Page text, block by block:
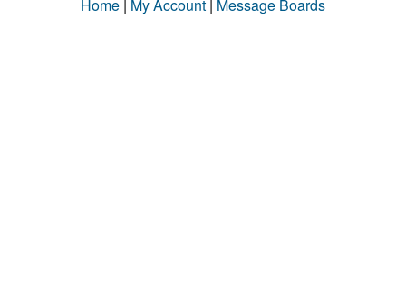
Home | My Account | Message Boards